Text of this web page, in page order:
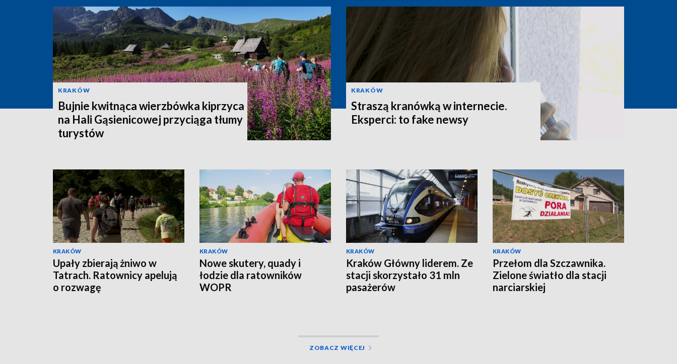
KRAKÓW
Bujnie kwitnąca wierzbówka kiprzyca
na Hali Gąsienicowej przyciąga tłumy
turystów
KRAKÓW
Straszą kranówką w internecie.
Eksperci: to fake newsy
KRAKÓW
Upały zbierają żniwo w
Tatrach. Ratownicy apelują
o rozwagę
KRAKÓW
Nowe skutery, quady i
łodzie dla ratowników
WOPR
KRAKÓW
Kraków Główny liderem. Ze
stacji skorzystało 31 mln
pasażerów
KRAKÓW
Przełom dla Szczawnika.
Zielone światło dla stacji
narciarskiej
ZOBACZ WIĘCEJ